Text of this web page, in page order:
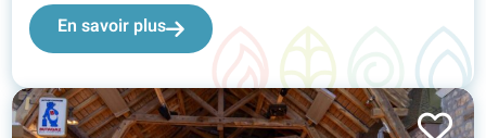
En savoir plus